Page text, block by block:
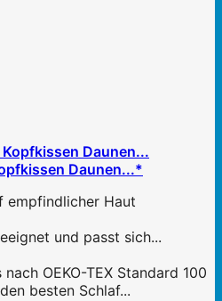
Daunen...*
empfindlicher Haut
und passt sich...
OEKO-TEX Standard 100
besten Schlaf...